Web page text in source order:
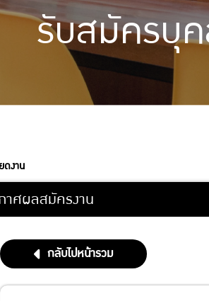
รับสมัครบุ
ดงาน
าศผลสมัครงาน
กลับไปหน้ารวม